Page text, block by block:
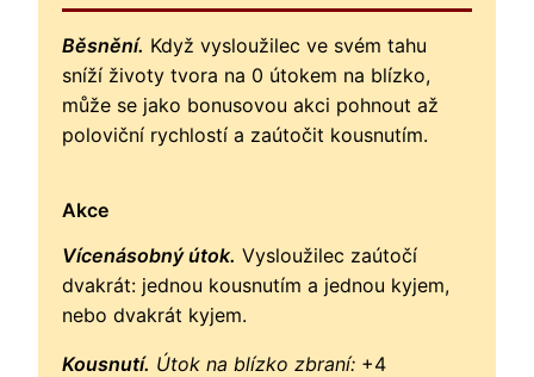
Běsnění. Když vysloužilec ve svém tahu
sníží životy tvora na 0 útokem na blízko,
může se jako bonusovou akci pohnout až
poloviční rychlostí a zaútočit kousnutím.
Akce
Vícenásobný útok. Vysloužilec zaútočí
dvakrát: jednou kousnutím a jednou kyjem,
nebo dvakrát kyjem.
Kousnutí. Útok na blízko zbraní: +4